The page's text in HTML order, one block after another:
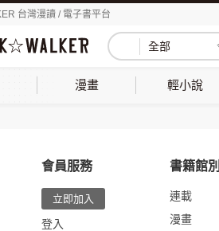
台灣漫讀 / 電子書平台
全部
漫畫 輕小說
會員服務
立即加入
登入
書籍館別
連載
漫畫